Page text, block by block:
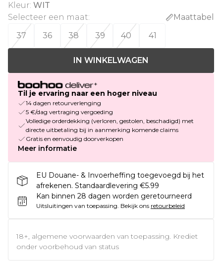
Kleur: WIT
Selecteer een maat:
Maattabel
37
36 38 39 40 41
IN WINKELWAGEN
Til je ervaring naar een hoger niveau
14 dagen retourverlenging
5 €/dag vertraging vergoeding
Volledige orderdekking (verloren, gestolen, beschadigd) met
directe uitbetaling bij in aanmerking komende claims
Gratis en eenvoudig doorverkopen
Meer informatie
EU Douane- & Invoerheffing toegevoegd bij het
afrekenen. Standaardlevering €5.99
Kan binnen 28 dagen worden geretourneerd
Uitsluitingen van toepassing. Bekijk ons retourbeleid
18+, algemene voorwaarden van toepassing. Krediet
onder voorbehoud van status